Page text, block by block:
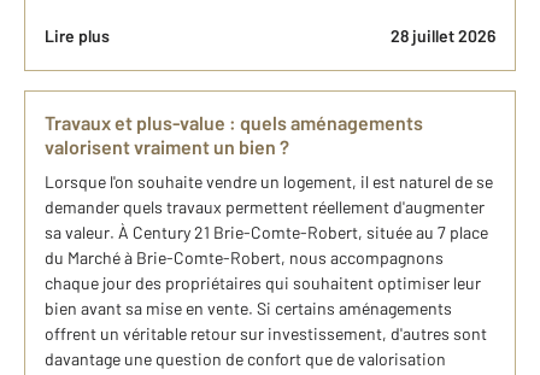
Lire plus 28 juillet 2026
Travaux et plus-value : quels aménagements
valorisent vraiment un bien ?
Lorsque l'on souhaite vendre un logement, il est naturel de se
demander quels travaux permettent réellement d'augmenter
sa valeur. À Century 21 Brie-Comte-Robert, située au 7 place
du Marché à Brie-Comte-Robert, nous accompagnons
chaque jour des propriétaires qui souhaitent optimiser leur
bien avant sa mise en vente. Si certains aménagements
offrent un véritable retour sur investissement, d'autres sont
davantage une question de confort que de valorisation